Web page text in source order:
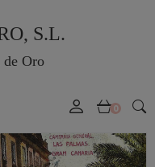
S.L.
de Oro
0